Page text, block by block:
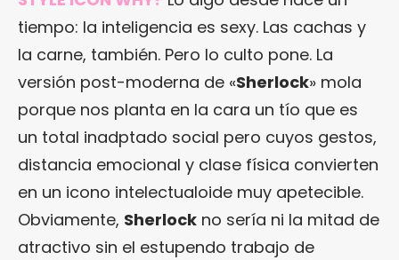
tiempo: la inteligencia es sexy. Las cachas y
la carne, también. Pero lo culto pone. La
versión post-moderna de «Sherlock» mola
porque nos planta en la cara un tío que es
un total inadptado social pero cuyos gestos,
distancia emocional y clase física convierten
en un icono intelectualoide muy apetecible.
Obviamente, Sherlock no sería ni la mitad de
atractivo sin el estupendo trabajo de